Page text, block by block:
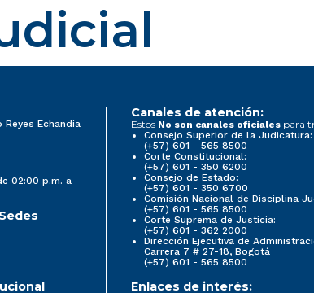
Echandía
02:00 p.m. a
Canales de atención:
Estos No son canales oficiales para
Consejo Superior de la Judicatura:
(+57) 601 - 565 8500
Corte Constitucional:
(+57) 601 - 350 6200
Consejo de Estado:
(+57) 601 - 350 6700
Comisión Nacional de Disciplina
(+57) 601 - 565 8500
Corte Suprema de Justicia:
(+57) 601 - 362 2000
Dirección Ejecutiva de
Carrera 7 # 27-18, Bogotá
(+57) 601 - 565 8500
Enlaces de interés: